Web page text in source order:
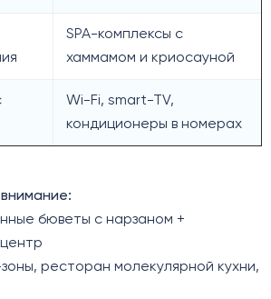
SPA-комплексы с
хаммамом и криосауной
Wi-Fi, smart-TV,
кондиционеры в номерах
бюветы с нарзаном +
ресторан молекулярной кухни,